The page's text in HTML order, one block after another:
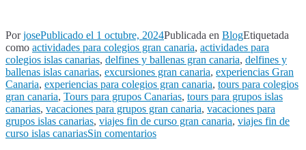
PorjosePublicado el 1 octubre, 2024Publicada en BlogEtiquetada
como actividades para colegios gran canaria, actividades para
colegios islas canarias, delfines y ballenas gran canaria, delfines y
ballenas islas canarias, excursiones gran canaria, experiencias Gran
Canaria, experiencias para colegios gran canaria, tours para colegios
gran canaria, Tours para grupos Canarias, tours para grupos islas
canarias, vacaciones para grupos gran canaria, vacaciones para
grupos islas canarias, viajes fin de curso gran canaria, viajes fin de
curso islas canariasSin comentariosen